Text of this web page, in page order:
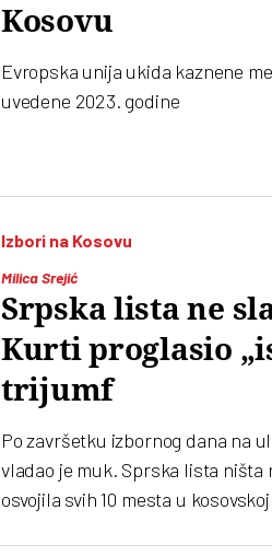
Kosovu
Evropska unija ukida kaznene
uvedene 2023. godine
Izbori na Kosovu
Milica Srejić
Srpska lista ne
Kurti proglasio
trijumf
Po završetku izbornog dana na
vladao je muk. Sprska lista ništa
osvojila svih 10 mesta u